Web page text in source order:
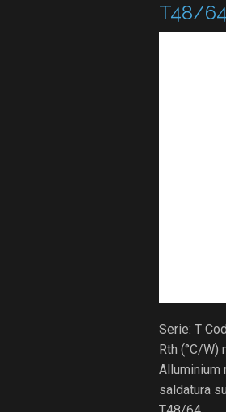
T48/64
Serie: T
Rth (°C/W)
Alluminium
saldatura